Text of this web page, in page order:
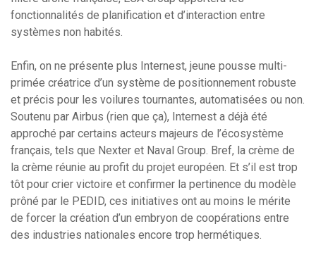
fonctionnalités de planification et d’interaction entre
systèmes non habités.
Enfin, on ne présente plus Internest, jeune pousse multi-
primée créatrice d’un système de positionnement robuste
et précis pour les voilures tournantes, automatisées ou non.
Soutenu par Airbus (rien que ça), Internest a déjà été
approché par certains acteurs majeurs de l’écosystème
français, tels que Nexter et Naval Group. Bref, la crème de
la crème réunie au profit du projet européen. Et s’il est trop
tôt pour crier victoire et confirmer la pertinence du modèle
prôné par le PEDID, ces initiatives ont au moins le mérite
de forcer la création d’un embryon de coopérations entre
des industries nationales encore trop hermétiques.